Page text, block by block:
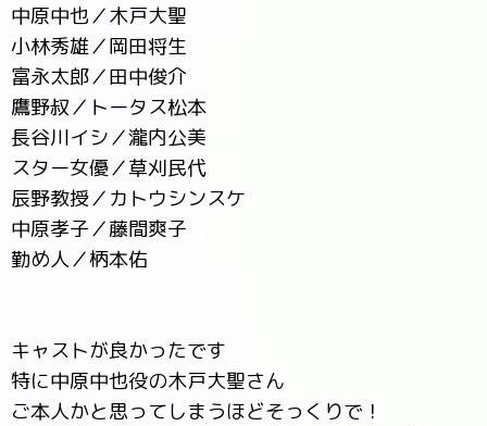
中原中也／木戸大聖
小林秀雄／岡田将生
富永太郎／田中俊介
鷹野叔／トータス松本
長谷川イシ／瀧内公美
スター女優／草刈民代
辰野教授／カトウシンスケ
中原孝子／藤間爽子
勤め人／柄本佑
キャストが良かったです
特に中原中也役の木戸大聖さん
ご本人かと思ってしまうほどそっくりで！